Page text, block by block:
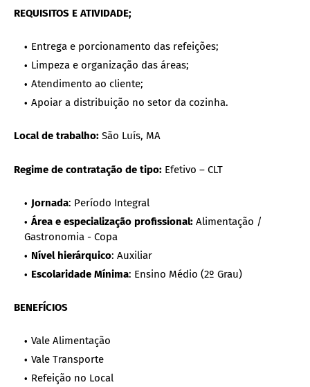
REQUISITOS E ATIVIDADE;
Entrega e porcionamento das refeições;
Limpeza e organização das áreas;
Atendimento ao cliente;
Apoiar a distribuição no setor da cozinha.
Local de trabalho: São Luís, MA
Regime de contratação de tipo: Efetivo – CLT
Jornada: Período Integral
Área e especialização profissional: Alimentação /
Gastronomia - Copa
Nível hierárquico: Auxiliar
Escolaridade Mínima: Ensino Médio (2º Grau)
BENEFÍCIOS
Vale Alimentação
Vale Transporte
Refeição no Local